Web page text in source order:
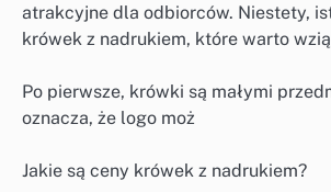
atrakcyjne dla odbiorców. Niestety,
krówek z nadrukiem, które warto
Po pierwsze, krówki są małymi
oznacza, że ​​logo moż
Jakie są ceny krówek z nadrukiem?